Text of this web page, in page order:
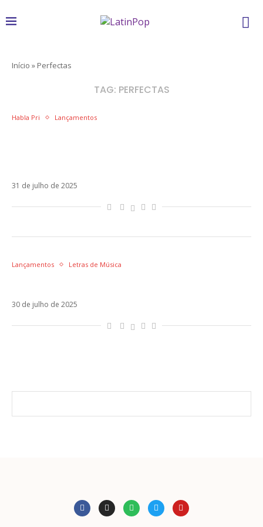
Início » Perfectas
TAG: PERFECTAS
Habla Pri Lançamentos
31 de julho de 2025
Lançamentos Letras de Música
30 de julho de 2025